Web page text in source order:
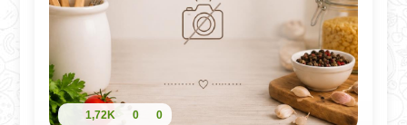
1,72K 0 0